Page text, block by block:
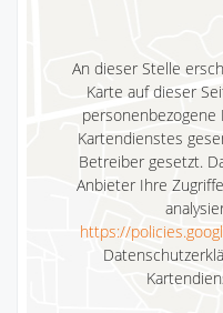
An dieser Stelle
Karte auf dieser
Kartendienstes
Betreiber gesetzt.
Anbieter Ihre
https://